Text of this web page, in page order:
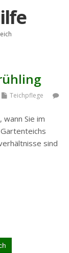
Teichpflege
Sie im
sind